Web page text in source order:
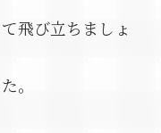
飛び立ちましょ
。